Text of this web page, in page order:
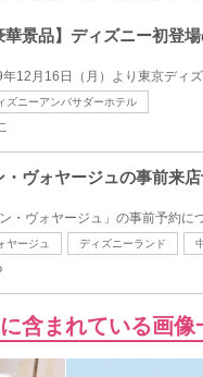
華景品】ディズニー初登
12月16日（月）より東京ディ
ズニーアンバサダーホテル
・ヴォヤージュの事前来
ン・ヴォヤージュ」の事前予約
ヤージュ ディズニーランド
含まれている画像